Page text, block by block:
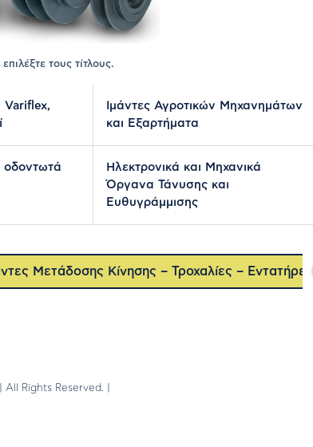
τους τίτλους.
Variflex,
Ιμάντες Αγροτικών Μηχανημάτων
και Εξαρτήματα
οδοντωτά
Ηλεκτρονικά και Μηχανικά
Όργανα Τάνυσης και
Ευθυγράμμισης
Μετάδοσης Κίνησης – Τροχαλίες – Εντατήρες
Rights Reserved.